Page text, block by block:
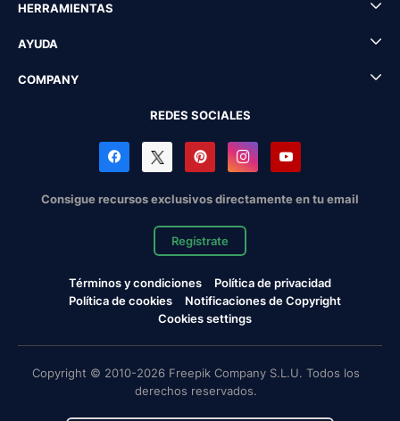
HERRAMIENTAS
AYUDA
COMPANY
REDES SOCIALES
Consigue recursos exclusivos directamente en tu email
Regístrate
Términos y condiciones
Política de privacidad
Política de cookies
Notificaciones de Copyright
Cookies settings
Copyright © 2010-2026 Freepik Company S.L.U. Todos los
derechos reservados.